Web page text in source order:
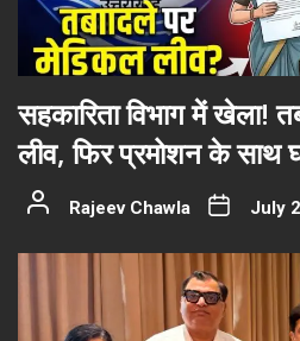
सहकारिता विभाग में खेला!
लीव, फिर प्रमोशन के साथ
Rajeev Chawla July